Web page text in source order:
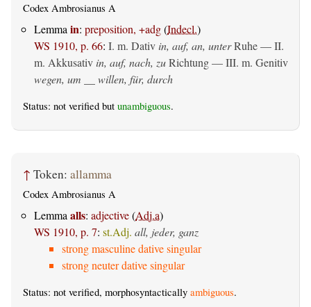
Codex Ambrosianus A
Lemma in: preposition, +adg(Indecl.)
WS 1910, p. 66: I. m. Dativ in, auf, an, unterRuhe — II.
m. Akkusativ in, auf, nach, zuRichtung — III. m. Genitiv
wegen, um __ willen, für, durch
Status: not verified but unambiguous.
↑ Token: allamma
Codex Ambrosianus A
Lemmaalls: adjective(Adj.a)
WS 1910, p. 7: st.Adj. all, jeder, ganz
strong masculine dative singular
strong neuter dative singular
Status: not verified, morphosyntactically ambiguous.